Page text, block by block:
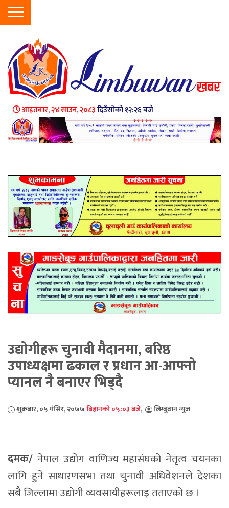
आइतबार, २४ साउन, २०८३दिउँसोको १२:२६ बजे
उद्याेगीहरू चुनावी मैदानमा, बरिष्ठ
उपाध्यक्षमा ढकाल र प्रधान आ-आफ्नाे
प्यानल नै बनाएर भिड्दै
शुक्रबार, ०५ मंसिर, २०७७बिहानको ०५:०३ बजे, लिम्बुवान न्युज
दमक/ नेपाल उद्योग वाणिज्य महासंघको नेतृत्व चयनका
लागि हुने साधारणसभा तथा चुनावी अधिवेशनले देशका
सबै जिल्लामा उद्याेगी व्यवसायीहरूलाइ तताएको छ ।